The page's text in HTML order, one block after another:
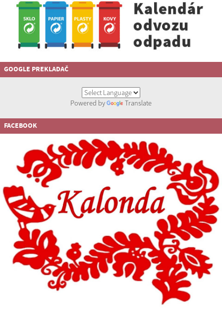
GOOGLE PREKLADAČ
Powered by Translate
FACEBOOK